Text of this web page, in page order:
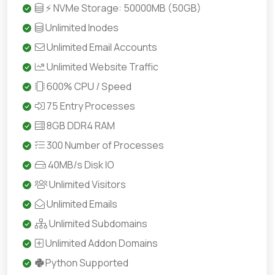
⚡ NVMe Storage: 50000MB (50GB)
Unlimited Inodes
Unlimited Email Accounts
Unlimited Website Traffic
600% CPU / Speed
75 Entry Processes
8GB DDR4 RAM
300 Number of Processes
40MB/s Disk IO
Unlimited Visitors
Unlimited Emails
Unlimited Subdomains
Unlimited Addon Domains
Python Supported